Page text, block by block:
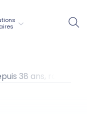
38 ans, raconte